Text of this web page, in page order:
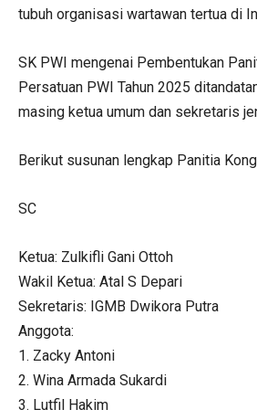
tubuh organisasi wartawan tertua di
SK PWI mengenai Pembentukan
Persatuan PWI Tahun 2025
masing ketua umum dan sekretaris
Berikut susunan lengkap Panitia
SC
Ketua: Zulkifli Gani Ottoh
Wakil Ketua: Atal S Depari
Sekretaris: IGMB Dwikora Putra
Anggota:
1. Zacky Antoni
2. Wina Armada Sukardi
3. Lutfil Hakim